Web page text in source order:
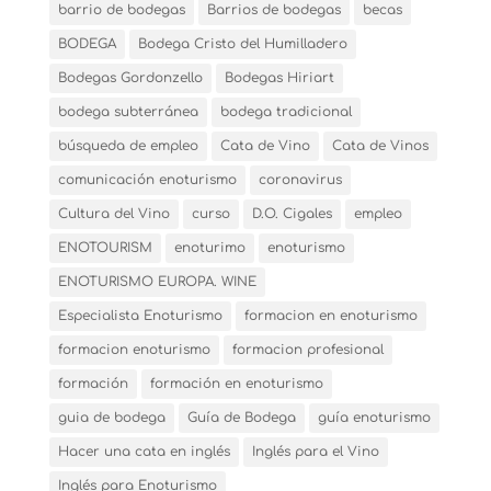
barrio de bodegas Barrios de bodegas becas
BODEGA Bodega Cristo del Humilladero
Bodegas Gordonzello Bodegas Hiriart
bodega subterránea bodega tradicional
búsqueda de empleo Cata de Vino Cata de Vinos
comunicación enoturismo coronavirus
Cultura del Vino curso D.O. Cigales empleo
ENOTOURISM enoturimo enoturismo
ENOTURISMO EUROPA. WINE
Especialista Enoturismo formacion en enoturismo
formacion enoturismo formacion profesional
formación formación en enoturismo
guia de bodega Guía de Bodega guía enoturismo
Hacer una cata en inglés Inglés para el Vino
Inglés para Enoturismo